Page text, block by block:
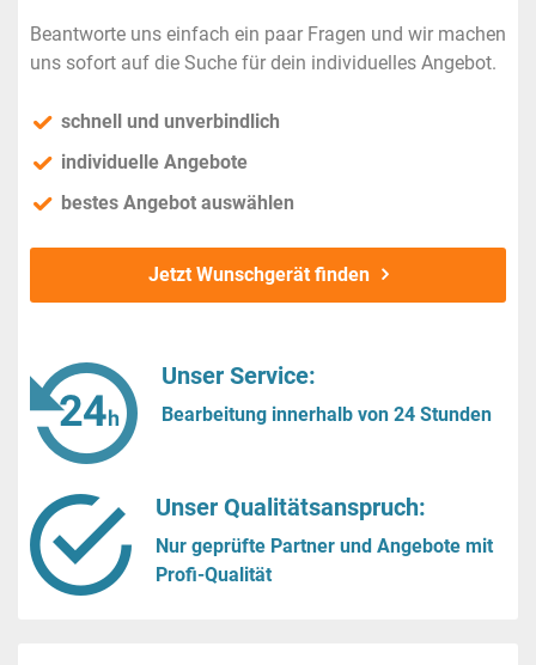
Beantworte uns einfach ein paar Fragen und wir machen
uns sofort auf die Suche für dein individuelles Angebot.
schnell und unverbindlich
individuelle Angebote
bestes Angebot auswählen
Jetzt Wunschgerät finden
Unser Service:
Bearbeitung innerhalb von 24 Stunden
Unser Qualitätsanspruch:
Nur geprüfte Partner und Angebote mit
Profi-Qualität